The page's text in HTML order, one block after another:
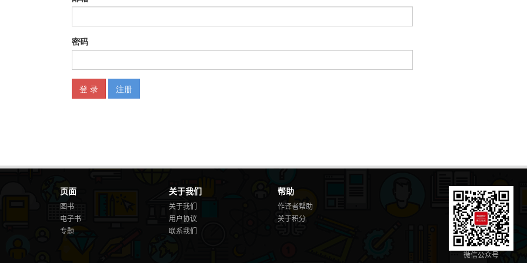
页面
图书
电子书
专题
关于我们
关于我们
用户协议
联系我们
帮助
作译者帮助
关于积分
微信公众号